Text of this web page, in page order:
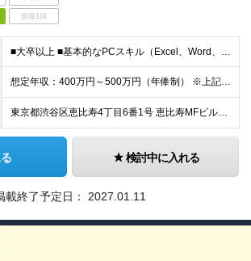
面接1回
■大卒以上 ■基本的なPCスキル（Excel、Word、PowerPoint、Googledocument等） ■母国語レベルの日本語 ■ビジネスレベルの英語力 (目安TOEIC650点以上) 当社
想定年収：400万円～500万円（年俸制） ※上記年収は賞与などの手当を含む ※給与詳細は経験・能力を踏まえて決定 ※残業代45時間超過分は追加支給有
東京都渋谷区恵比寿4丁目6番1号 恵比寿MFビル7階
検討中に入れる
載終了予定日： 2027.01.11